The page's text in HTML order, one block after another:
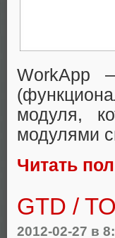
модуля,
модулями
Читать
GTD /
2012-02-27 в